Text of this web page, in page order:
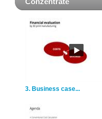
3. Business case...